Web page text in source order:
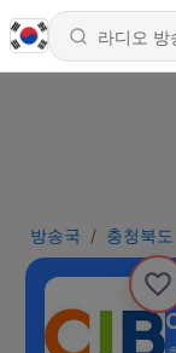
방송국 충청북도